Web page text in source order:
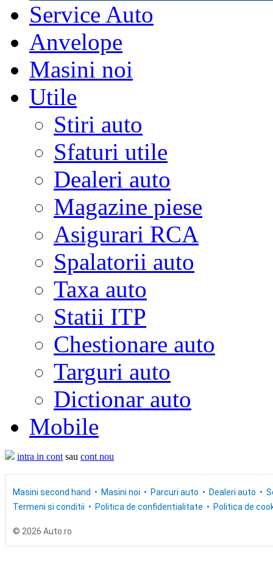
Service Auto
Anvelope
Masini noi
Utile
Stiri auto
Sfaturi utile
Dealeri auto
Magazine piese
Asigurari RCA
Spalatorii auto
Taxa auto
Statii ITP
Chestionare auto
Targuri auto
Dictionar auto
Mobile
intra in cont sau cont nou
Masini second hand Masini noi Parcuri auto Dealeri auto
Termeni si conditii
Politica de confidentialitate Politica de
© 2026 Auto.ro